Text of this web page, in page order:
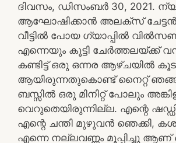
ദിവസം, ഡിസംബർ 30, 2021.
ആഘോഷിക്കാൻ അലക്സ് ചേട്ടൻ
വീട്ടിൽ പോയ ഗ്യാപ്പിൽ
എന്നെയും കൂട്ടി ചേർത്തലയ്ക്ക്
കണ്ടിട്ട് ഒരു ഒന്നര ആഴ്ചയിൽ
ആയിരുന്നതുകൊണ്ട് നൈറ്റ്
ബസ്സിൽ ഒരു മിനിറ്റ് പോലും
വെറുതെയിരുന്നില്ല. എന്റെ
എന്റെ ചന്തി മുഴുവൻ ഞെക്കി,
എന്നെ നല്ലവണ്ണം മൂപ്പിച്ചു